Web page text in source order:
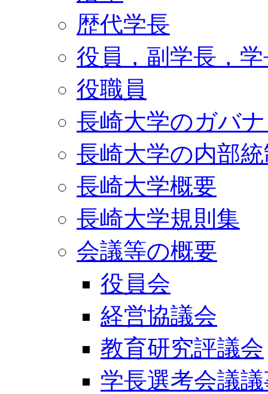
歴代学長
役員，副学長，
役職員
長崎大学のガバ
長崎大学の内部
長崎大学概要
長崎大学規則集
会議等の概要
役員会
経営協議会
教育研究評議会
学長選考会議